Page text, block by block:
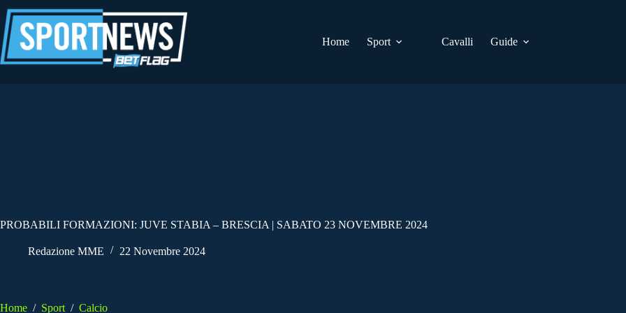
al
contenuto
Home
Sport Cavalli Guide
PROBABILI FORMAZIONI: JUVE STABIA – BRESCIA | SABATO 23 NOVEMBRE 2024
Redazione MME 22 Novembre 2024
Home / Sport / Calcio